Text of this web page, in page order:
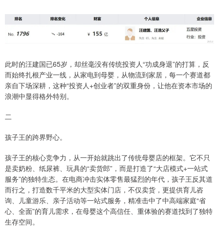
此时的汪建国已65岁，却丝毫没有传统投资人“功成身退”的打算，反
而始终扎根产业一线，从家电到母婴，从物流到家居，每一个赛道都
亲自下场深耕，这种“投资人+创业者”的双重身份，让他在资本市场的
浪潮中显得格外特别。
二
孩子王的跨界野心。
孩子王的核心竞争力，从一开始就跳出了传统母婴店的框架。它不只
是卖奶粉、纸尿裤、玩具的“卖货郎”，而是打造了“大店模式+一站式
服务”的独特生态。在电商冲击实体零售最猛烈的年代，孩子王反其道
而行之，打造数千平米的大型实体门店，不仅卖货，更提供育儿咨
询、儿童游乐、亲子活动等一站式服务，精准击中了中高端家庭“省
心、全面”的育儿需求，在母婴这个高信任、重体验的赛道找到了独特
生存空间。